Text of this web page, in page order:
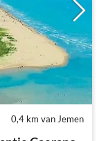
0,4 km van Jemen